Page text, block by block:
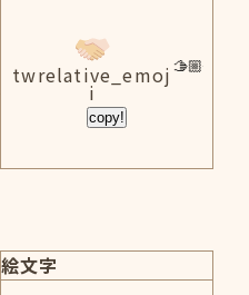
twrelative_emoj
i
copy!
絵文字